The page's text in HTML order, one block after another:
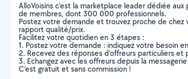
AlloVoisins c’est la marketplace leader dédiée
de membres, dont 300 000 professionnels.
Postez votre demande et trouvez proche de
rapport qualité/prix.
Facilitez votre quotidien en 3 étapes :
1. Postez votre demande : indiquez votre besoin
2. Recevez des réponses d’offreurs particuliers
3. Echangez avec les offreurs depuis la
C’est gratuit et sans commission !